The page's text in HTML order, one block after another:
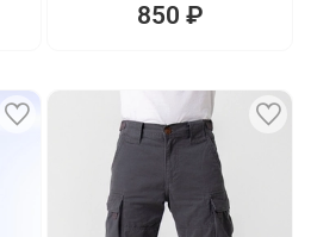
850 ₽